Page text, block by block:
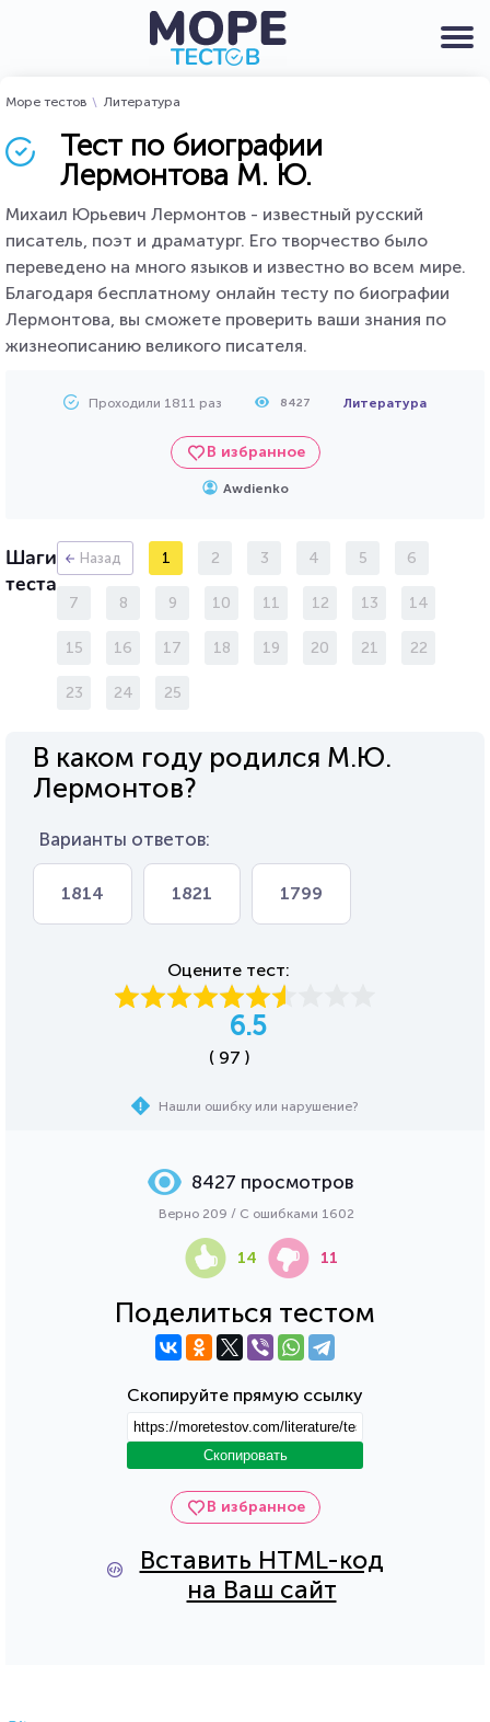
Море тестов Литература
Тест по биографии
Лермонтова М. Ю.
Михаил Юрьевич Лермонтов - известный русский
писатель, поэт и драматург. Его творчество было
переведено на много языков и известно во всем мире.
Благодаря бесплатному онлайн тесту по биографии
Лермонтова, вы сможете проверить ваши знания по
жизнеописанию великого писателя.
Проходили 1811 раз 8427 Литература
В избранное
Awdienko
Шаги
теста
Назад 1 2 3 4 5 6
7 8 9 10 11 12 13 14
15 16 17 18 19 20 21 22
23 24 25
В каком году родился М.Ю.
Лермонтов?
Варианты ответов:
1814 1821 1799
Оцените тест:
6.5
( 97 )
Нашли ошибку или нарушение?
В избранное
Вставить HTML-код
на Ваш сайт
Поделиться тестом
Скопируйте прямую ссылку
Скопировать
8427 просмотров
Верно 209 / С ошибками 1602
14 11